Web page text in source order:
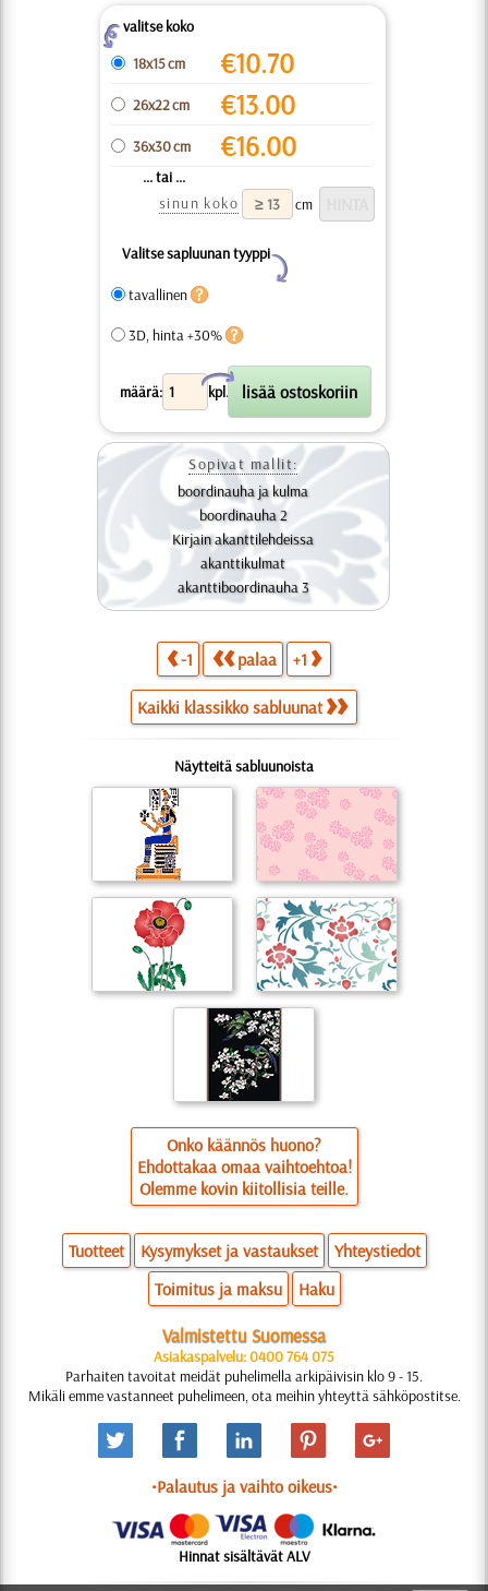
Zvalitse koko
18x15 cm
€10.70
26x22 cm €13.00
36x30 cm €16.00
... tai ...
sinun koko
cm
Valitse sapluunan tyyppi
Y
tavallinen
3D, hinta +30%
määrä: kpl.
X
Sopivat mallit:
boordinauha ja kulma
boordinauha 2
Kirjain akanttilehdeissa
akanttikulmat
akanttiboordinauha 3
-1 palaa +1
Kaikki klassikko sabluunat
Näytteitä sabluunoista
Onko käännös huono?
Ehdottakaa omaa vaihtoehtoa!
Olemme kovin kiitollisia teille.
Tuotteet Kysymykset ja vastaukset
Yhteystiedot
Toimitus ja maksu
Haku
Valmistettu Suomessa
Asiakaspalvelu: 0400 764 075
Parhaiten tavoitat meidät puhelimella arkipäivisin klo 9 - 15.
Mikäli emme vastanneet puhelimeen, ota meihin yhteyttä sähköpostitse.
•Palautus ja vaihto oikeus•
Hinnat sisältävät ALV